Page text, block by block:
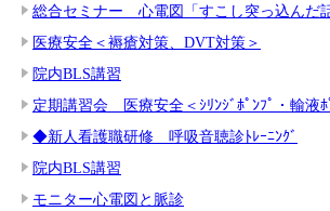
総合セミナー 心電図「すこし突っ込んだ
医療安全＜褥瘡対策、DVT対策＞
院内BLS講習
定期講習会 医療安全＜ｼﾘﾝｼﾞﾎﾟﾝﾌﾟ・輸液ﾎ
◆新人看護職研修 呼吸音聴診ﾄﾚｰﾆﾝｸﾞ
院内BLS講習
モニター心電図と脈診